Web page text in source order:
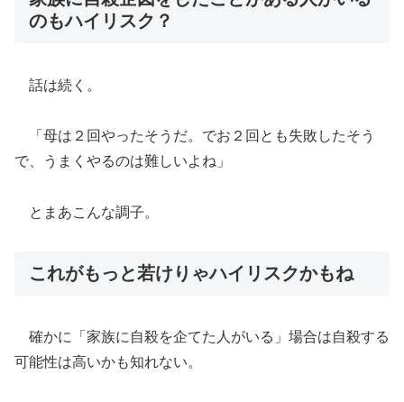
のもハイリスク？
話は続く。
「母は２回やったそうだ。でお２回とも失敗したそう
で、うまくやるのは難しいよね」
とまあこんな調子。
これがもっと若けりゃハイリスクかもね
確かに「家族に自殺を企てた人がいる」場合は自殺する
可能性は高いかも知れない。